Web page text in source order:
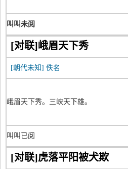
叫叫未阅
[对联]峨眉天下秀
[朝代未知] 佚名
峨眉天下秀。三峡天下雄。
叫叫已阅
[对联]虎落平阳被犬欺